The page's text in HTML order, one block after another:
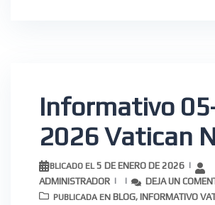
Informativo
2026 Vatican
PUBLICADO EL5 DE ENERO DE 2026
ADMINISTRADOR
DEJA UN
PUBLICADA EN BLOG, INFORMATIVO